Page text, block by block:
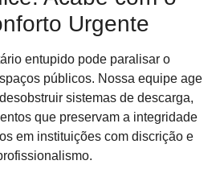
Urgente
entupido pode paralisar o
públicos. Nossa equipe age
sistemas de descarga,
que preservam a integridade
em instituições com discrição e